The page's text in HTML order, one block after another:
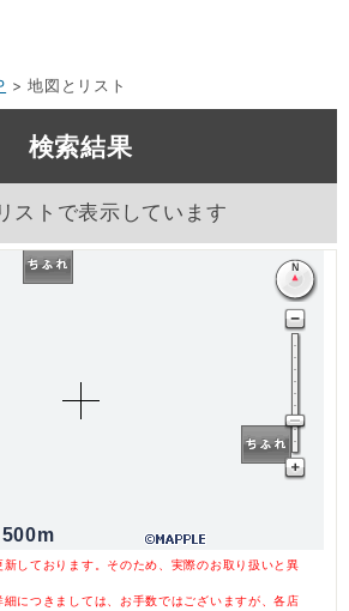
> 地図とリスト
検索結果
ストで表示しています
500m
しております。そのため、実際のお取り扱いと異
につきましては、お手数ではございますが、各店